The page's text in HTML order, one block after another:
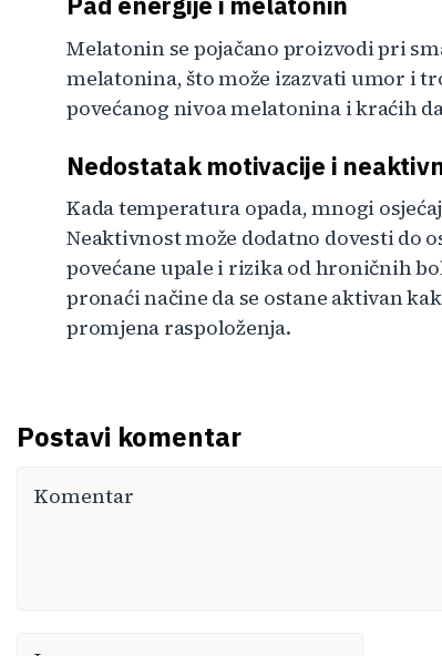
Melatonin se pojačano proizvodi pri
melatonina, što može izazvati umor i
povećanog nivoa melatonina i kraćih
Nedostatak motivacije i
Kada temperatura opada, mnogi
Neaktivnost može dodatno dovesti do
povećane upale i rizika od hroničnih
pronaći načine da se ostane aktivan
promjena raspoloženja.
Postavi komentar